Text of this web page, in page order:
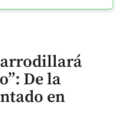
arrodillará
De la
en